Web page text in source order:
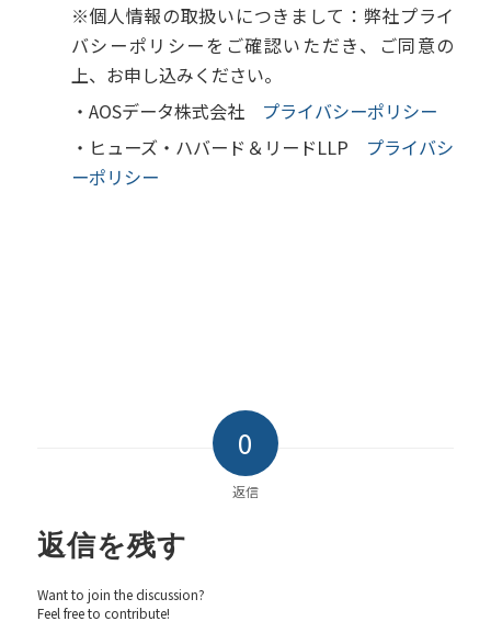
※個人情報の取扱いにつきまして：弊社プライ
バシーポリシーをご確認いただき、ご同意の
上、お申し込みください。
・AOSデータ株式会社 プライバシーポリシー
・ヒューズ・ハバード＆リードLLP プライバシ
ーポリシー
0
返信
返信を残す
Want to join the discussion?
Feel free to contribute!